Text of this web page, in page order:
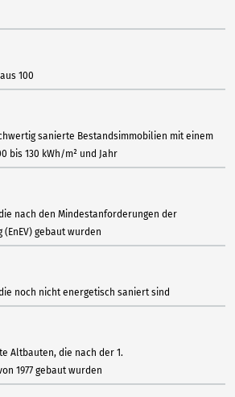
100
sanierte Bestandsimmobilien mit einem
bis 130 kWh/m² und Jahr
nach den Mindestanforderungen der
gebaut wurden
noch nicht energetisch saniert sind
Altbauten, die nach der 1.
1977 gebaut wurden